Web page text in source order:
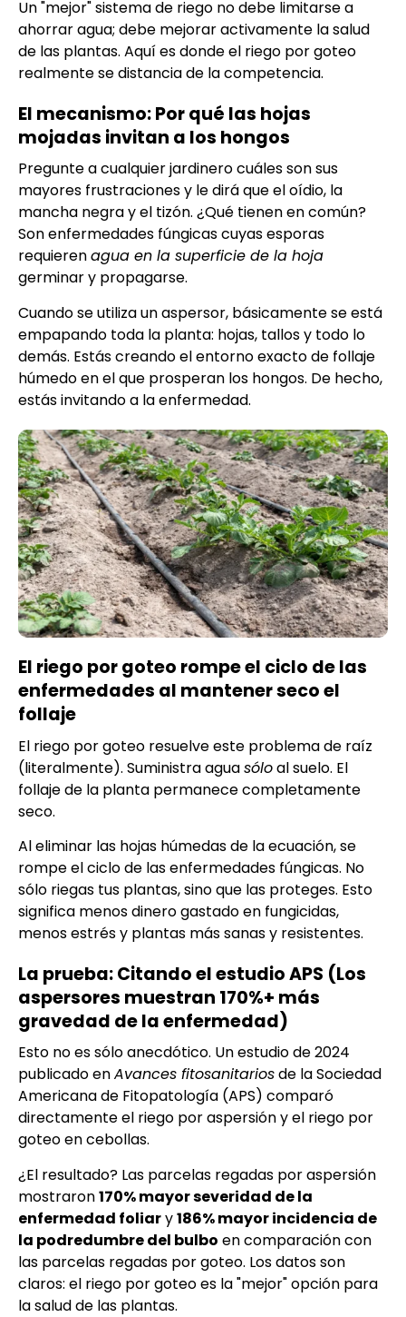
Un "mejor" sistema de riego no debe limitarse a
ahorrar agua; debe mejorar activamente la salud
de las plantas. Aquí es donde el riego por goteo
realmente se distancia de la competencia.
El mecanismo: Por qué las hojas
mojadas invitan a los hongos
Pregunte a cualquier jardinero cuáles son sus
mayores frustraciones y le dirá que el oídio, la
mancha negra y el tizón. ¿Qué tienen en común?
Son enfermedades fúngicas cuyas esporas
requierenagua en la superficie de la hoja
germinar y propagarse.
Cuando se utiliza un aspersor, básicamente se está
empapando toda la planta: hojas, tallos y todo lo
demás. Estás creando el entorno exacto de follaje
húmedo en el que prosperan los hongos. De hecho,
estás invitando a la enfermedad.
El riego por goteo rompe el ciclo de las
enfermedades al mantener seco el
follaje
El riego por goteo resuelve este problema de raíz
(literalmente). Suministra aguasóloal suelo. El
follaje de la planta permanece completamente
seco.
Al eliminar las hojas húmedas de la ecuación, se
rompe el ciclo de las enfermedades fúngicas. No
sólo riegas tus plantas, sino que las proteges. Esto
significa menos dinero gastado en fungicidas,
menos estrés y plantas más sanas y resistentes.
La prueba: Citando el estudio APS (Los
aspersores muestran 170%+ más
gravedad de la enfermedad)
Esto no es sólo anecdótico. Un estudio de 2024
publicado enAvances fitosanitariosde la Sociedad
Americana de Fitopatología (APS) comparó
directamente el riego por aspersión y el riego por
goteo en cebollas.
¿El resultado? Las parcelas regadas por aspersión
mostraron170% mayor severidad de la
enfermedad foliary186% mayor incidencia de
la podredumbre del bulbo en comparación con
las parcelas regadas por goteo. Los datos son
claros: el riego por goteo es la "mejor" opción para
la salud de las plantas.